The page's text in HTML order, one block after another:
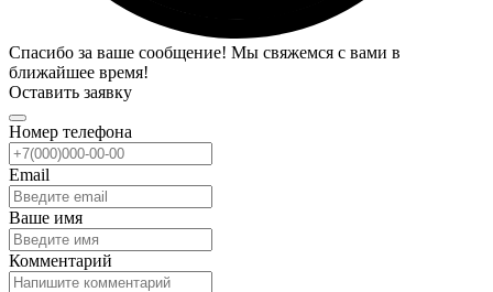
Спасибо за ваше сообщение! Мы свяжемся с вами в
ближайшее время!
Оставить заявку
Номер телефона
Email
Ваше имя
Комментарий